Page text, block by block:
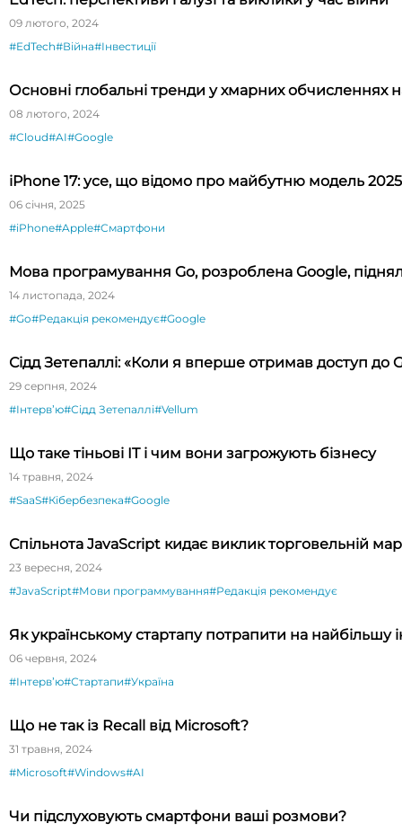
09 лютого, 2024
#EdTech#Війна#Інвестиції
Основні глобальні тренди у хмарних обчисленнях
08 лютого, 2024
#Cloud#AI#Google
iPhone 17: усе, що відомо про майбутню модель
06 січня, 2025
#iPhone#Apple#Смартфони
Мова програмування Go, розроблена Google,
14 листопада, 2024
#Go#Редакція рекомендує#Google
Сідд Зетепаллі: «Коли я вперше отримав доступ до
29 серпня, 2024
#Інтервʼю#Сідд Зетепаллі#Vellum
Що таке тіньові IT і чим вони загрожують бізнесу
14 травня, 2024
#SaaS#Кібербезпека#Google
Спільнота JavaScript кидає виклик торговельній
23 вересня, 2024
#JavaScript#Мови программування#Редакція рекомендує
Як українському стартапу потрапити на найбільшу
06 червня, 2024
#Інтервʼю#Стартапи#Україна
Що не так із Recall від Microsoft?
31 травня, 2024
#Microsoft#Windows#AI
Чи підслуховують смартфони ваші розмови?